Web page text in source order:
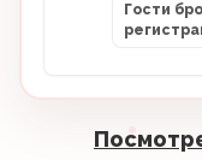
Гости